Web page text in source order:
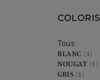
COLORIS
Tous
BLANC (1)
NOUGAT (1)
GRIS (1)